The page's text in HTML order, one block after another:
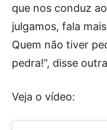
que nos conduz
julgamos, fala
Quem não tiver
pedra!”, disse
Veja o vídeo: